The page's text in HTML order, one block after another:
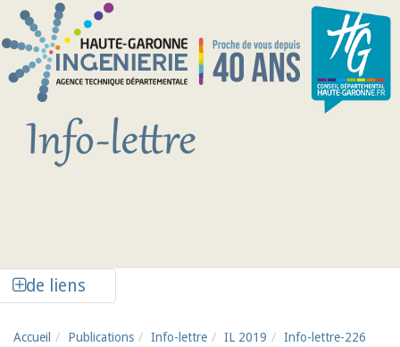
Aller au contenu principal
de liens
Accueil Publications Info-lettre IL 2019
Info-lettre-226